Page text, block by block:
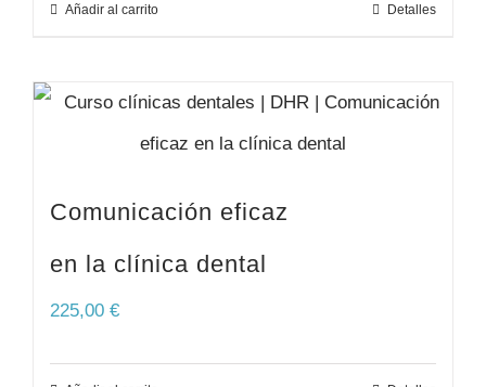
Añadir al carrito Detalles
Comunicación eficaz
en la clínica dental
225,00 €